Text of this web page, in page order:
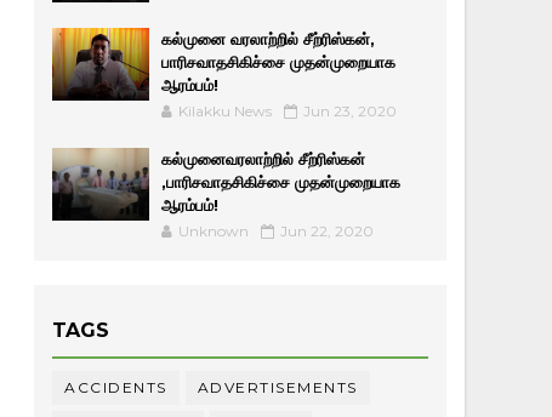
கல்முனை வரலாற்றில் சீற்ரிஸ்கன்,
பாரிசவாதசிகிச்சை முதன்முறையாக
ஆரம்பம்!
Kilakku News Jun 23, 2020
கல்முனைவரலாற்றில் சீற்ரிஸ்கன்
,பாரிசவாதசிகிச்சை முதன்முறையாக
ஆரம்பம்!
Unknown Jun 22, 2020
TAGS
ACCIDENTS ADVERTISEMENTS